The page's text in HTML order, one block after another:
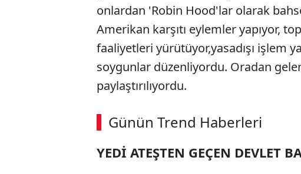
onlardan 'Robin Hood'lar olarak
Amerikan karşıtı eylemler yapıyor,
faaliyetleri yürütüyor,yasadışı işlem
soygunlar düzenliyordu. Oradan
paylaştırılıyordu.
Günün Trend Haberleri
00:02 / 09:15
YEDİ ATEŞTEN GEÇEN DEVLET